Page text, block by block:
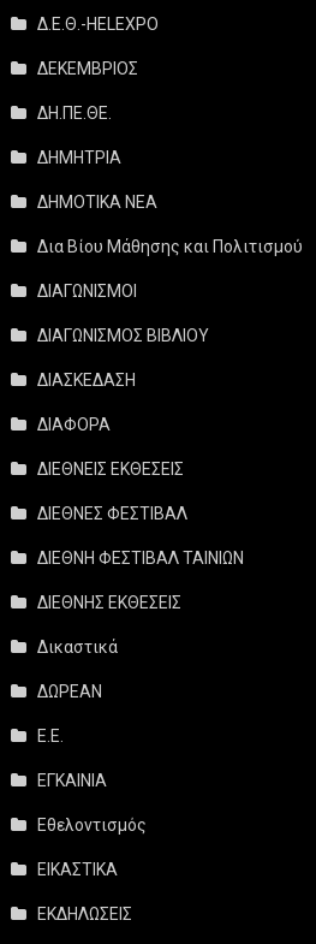
Δ.Ε.Θ.-HELEXPO
ΔΕΚΕΜΒΡΙΟΣ
ΔΗ.ΠΕ.ΘΕ.
ΔΗΜΗΤΡΙΑ
ΔΗΜΟΤΙΚΑ ΝΕΑ
Δια Βίου Μάθησης και Πολιτισμού
ΔΙΑΓΩΝΙΣΜΟΙ
ΔΙΑΓΩΝΙΣΜΟΣ ΒΙΒΛΙΟΥ
ΔΙΑΣΚΕΔΑΣΗ
ΔΙΑΦΟΡΑ
ΔΙΕΘΝΕΙΣ ΕΚΘΕΣΕΙΣ
ΔΙΕΘΝΕΣ ΦΕΣΤΙΒΑΛ
ΔΙΕΘΝΗ ΦΕΣΤΙΒΑΛ ΤΑΙΝΙΩΝ
ΔΙΕΘΝΗΣ ΕΚΘΕΣΕΙΣ
Δικαστικά
ΔΩΡΕΑΝ
Ε.Ε.
ΕΓΚΑΙΝΙΑ
Εθελοντισμός
ΕΙΚΑΣΤΙΚΑ
ΕΚΔΗΛΩΣΕΙΣ